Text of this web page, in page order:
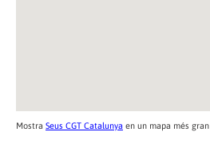
Mostra Seus CGT Catalunya en un mapa més gran